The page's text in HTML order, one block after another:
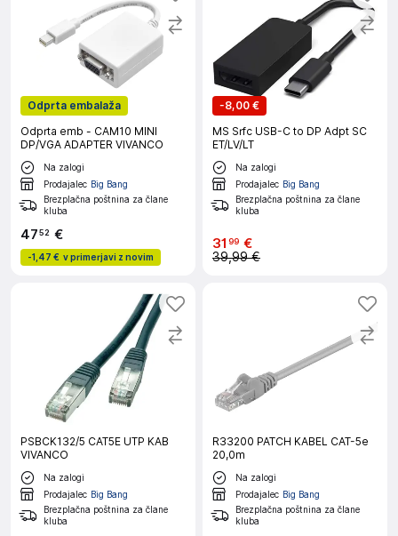
Odprta embalaža
Odprta emb - CAM10 MINI
DP/VGA ADAPTER VIVANCO
Na zalogi
Prodajalec Big Bang
Brezplačna poštnina za člane
kluba
4752 €
-1,47 € v primerjavi z novim
-8,00 €
MS Srfc USB-C to DP Adpt SC
ET/LV/LT
Na zalogi
Prodajalec Big Bang
Brezplačna poštnina za člane
kluba
31 99 €
39,99 €
PSBCK132/5 CAT5E UTP KAB
VIVANCO
Na zalogi
Prodajalec Big Bang
Brezplačna poštnina za člane
kluba
R33200 PATCH KABEL CAT-5e
20,0m
Na zalogi
Prodajalec Big Bang
Brezplačna poštnina za člane
kluba